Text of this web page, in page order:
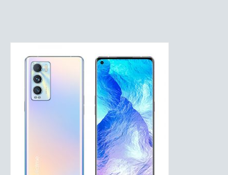
Tela:Super AMOLED 6,4 polegadas HD+ 90Hz
Câmera: Quádrupla (48 MP + 8 MP ultrawide + 2 MP macro + 2 MP profundidade)
Hardware:
MediaTek Helio G80 + 4 GB de RAM + 128 GB de armazenamento
Bateria:
5000 mAh
Preço de lançamento:R$ 1.499